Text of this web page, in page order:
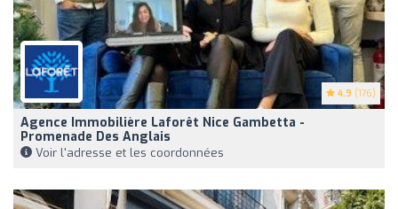
4.9 (176)
Agence Immobilière Laforêt Nice Gambetta -
Promenade Des Anglais
Voir l'adresse et les coordonnées